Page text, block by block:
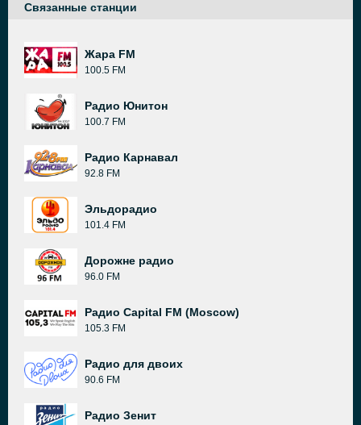
Связанные станции
Жара FM
100.5 FM
Радио Юнитон
100.7 FM
Радио Карнавал
92.8 FM
Эльдорадио
101.4 FM
Дорожне радио
96.0 FM
Радио Capital FM (Moscow)
105.3 FM
Радио для двоих
90.6 FM
Радио Зенит